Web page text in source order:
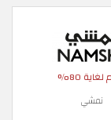
80%
نمشي